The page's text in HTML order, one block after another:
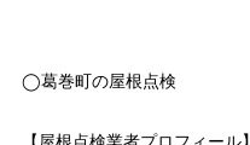
◯葛巻町の屋根点検
【屋根点検業者プロフィール】